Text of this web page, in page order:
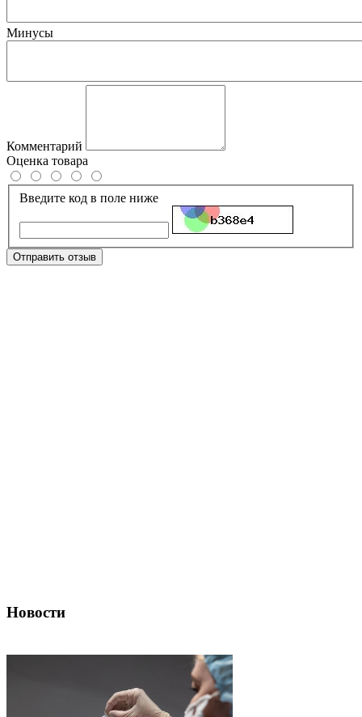
Минусы
Комментарий
Оценка товара
Введите код в поле ниже
Отправить отзыв
Новости